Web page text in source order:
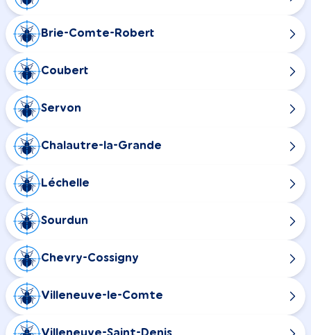
Brie-Comte-Robert
Coubert
Servon
Chalautre-la-Grande
Léchelle
Sourdun
Chevry-Cossigny
Villeneuve-le-Comte